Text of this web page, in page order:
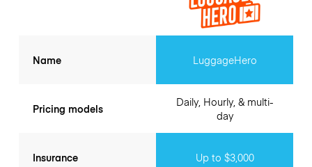
Name
Pricing models
Insurance
LuggageHero
Daily, Hourly, & multi-
day
Up to $3,000